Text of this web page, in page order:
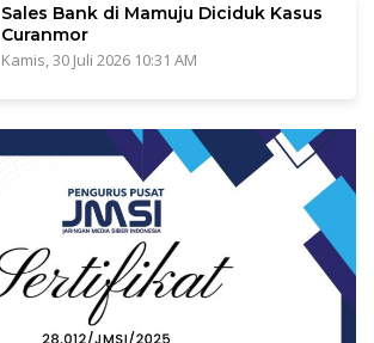
Sales Bank di Mamuju Diciduk Kasus
Curanmor
Kamis, 30 Juli 2026 10:31 AM